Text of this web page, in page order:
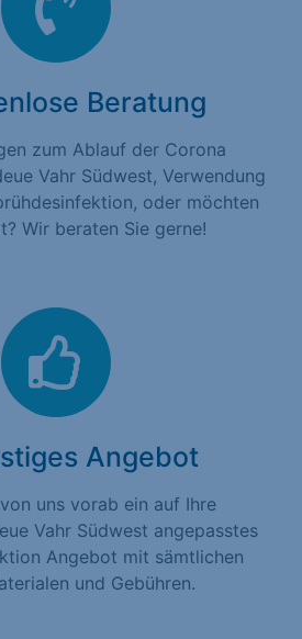
Beratung
zum Ablauf der Corona
Vahr Südwest, Verwendung
oder möchten
Wir beraten Sie gerne!
Angebot
uns vorab ein auf Ihre
Vahr Südwest angepasstes
Angebot mit sämtlichen
und Gebühren.